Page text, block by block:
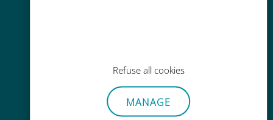
Refuse all cookies
MANAGE
Sem esforço
Não há necessidade de remover
seu cartão SIM existente